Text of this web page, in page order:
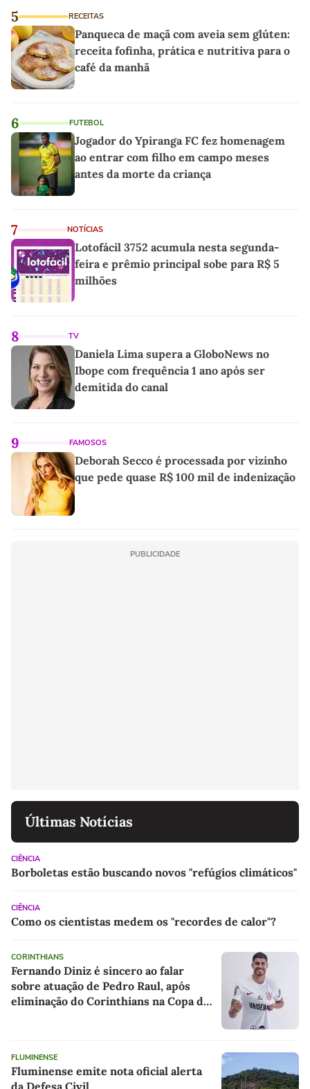
5 RECEITAS
Panqueca de maçã com aveia sem glúten:
receita fofinha, prática e nutritiva para o
café da manhã
6 FUTEBOL
Jogador do Ypiranga FC fez homenagem
ao entrar com filho em campo meses
antes da morte da criança
7 NOTÍCIAS
Lotofácil 3752 acumula nesta segunda-
feira e prêmio principal sobe para R$ 5
milhões
8 TV
Daniela Lima supera a GloboNews no
Ibope com frequência 1 ano após ser
demitida do canal
9 FAMOSOS
Deborah Secco é processada por vizinho
que pede quase R$ 100 mil de indenização
PUBLICIDADE
Últimas Notícias
CIÊNCIA
Borboletas estão buscando novos "refúgios climáticos"
CIÊNCIA
Como os cientistas medem os "recordes de calor"?
CORINTHIANS
Fernando Diniz é sincero ao falar
sobre atuação de Pedro Raul, após
eliminação do Corinthians na Copa do
FLUMINENSE
Fluminense emite nota oficial alerta
da Defesa Civil